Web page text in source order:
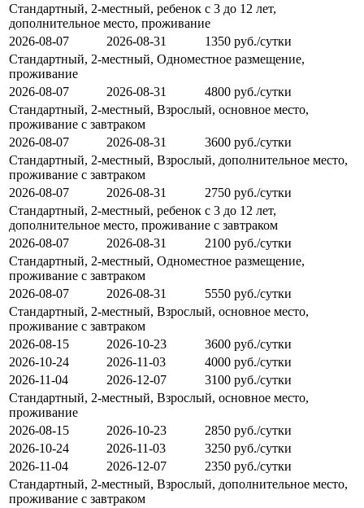
Стандартный, 2-местный, ребенок с 3 до 12 лет,
дополнительное место, проживание
2026-08-07
2026-08-31
1350 руб./сутки
Стандартный, 2-местный, Одноместное размещение,
проживание
2026-08-07
2026-08-31
4800 руб./сутки
Стандартный, 2-местный, Взрослый, основное место,
проживание с завтраком
2026-08-07
2026-08-31
3600 руб./сутки
Стандартный, 2-местный, Взрослый, дополнительное место,
проживание с завтраком
2026-08-07
2026-08-31
2750 руб./сутки
Стандартный, 2-местный, ребенок с 3 до 12 лет,
дополнительное место, проживание с завтраком
2026-08-07
2026-08-31
2100 руб./сутки
Стандартный, 2-местный, Одноместное размещение,
проживание с завтраком
2026-08-07
2026-08-31
5550 руб./сутки
Стандартный, 2-местный, Взрослый, основное место,
проживание с завтраком
2026-08-15
2026-10-23
3600 руб./сутки
2026-10-24
2026-11-03
4000 руб./сутки
2026-11-04
2026-12-07
3100 руб./сутки
Стандартный, 2-местный, Взрослый, основное место,
проживание
2026-08-15
2026-10-23
2850 руб./сутки
2026-10-24
2026-11-03
3250 руб./сутки
2026-11-04
2026-12-07
2350 руб./сутки
Стандартный, 2-местный, Взрослый, дополнительное место,
проживание с завтраком